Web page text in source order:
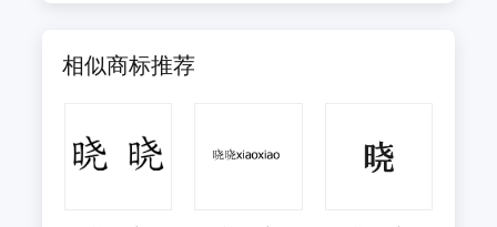
相似商标推荐